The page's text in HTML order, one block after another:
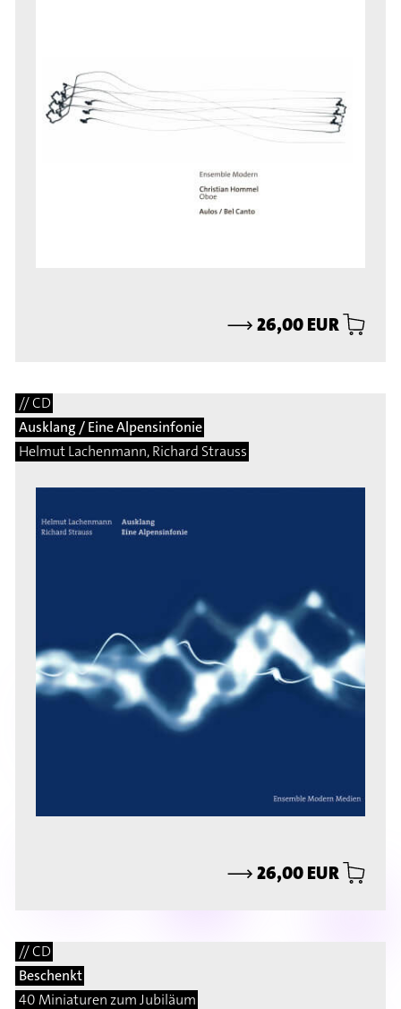
⟶26,00 EUR
// CD
Ausklang / Eine Alpensinfonie
Helmut Lachenmann, Richard Strauss
⟶26,00 EUR
// CD
Beschenkt
40 Miniaturen zum Jubiläum